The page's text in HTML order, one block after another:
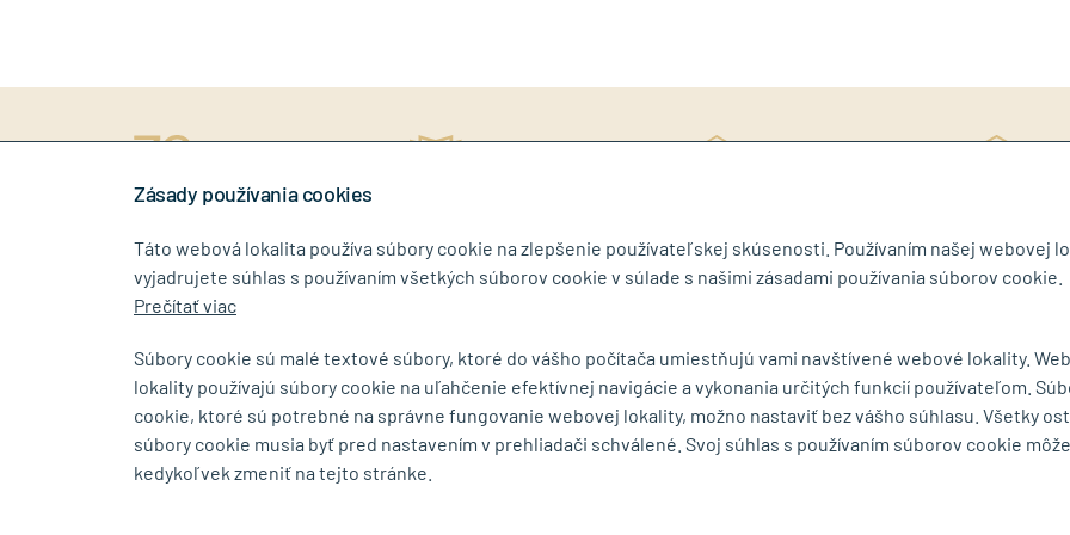
prístup
0917 268 507 info@tinbyt.sk
SHOWROOM
Bajkalská 5/A
SK-83104 Bratislava
Budovateľská 75
MENU
O spoločnosti
Zásady používania cookies
Táto webová lokalita používa súbory cookie na zlepšenie používateľskej skúsenosti. Používaním našej webovej
vyjadrujete súhlas s používaním všetkých súborov cookie v súlade s našimi zásadami používania súborov cookie.
Prečítať viac
Súbory cookie sú malé textové súbory, ktoré do vášho počítača umiestňujú vami navštívené webové lokality.
lokality používajú súbory cookie na uľahčenie efektívnej navigácie a vykonania určitých funkcií používateľom.
cookie, ktoré sú potrebné na správne fungovanie webovej lokality, možno nastaviť bez vášho súhlasu. Všetky
súbory cookie musia byť pred nastavením v prehliadači schválené. Svoj súhlas s používaním súborov cookie
kedykoľvek zmeniť na tejto stránke.